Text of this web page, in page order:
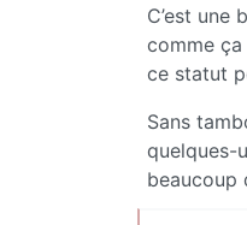
C’est une
comme
ce statut
Sans
quelques-
beaucoup